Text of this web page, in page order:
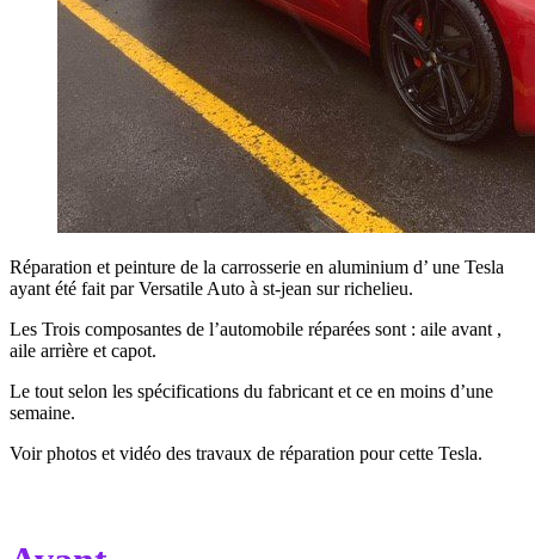
Réparation et peinture de la carrosserie en aluminium d’ une Tesla
ayant été fait par Versatile Auto à st-jean sur richelieu.
Les Trois composantes de l’automobile réparées sont : aile avant ,
aile arrière et capot.
Le tout selon les spécifications du fabricant et ce en moins d’une
semaine.
Voir photos et vidéo des travaux de réparation pour cette Tesla.